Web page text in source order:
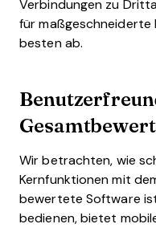
Verbindungen zu
für maßgeschneiderte
besten ab.
Wir betrachten, wie
Kernfunktionen mit
bewertete Software
bedienen, bietet